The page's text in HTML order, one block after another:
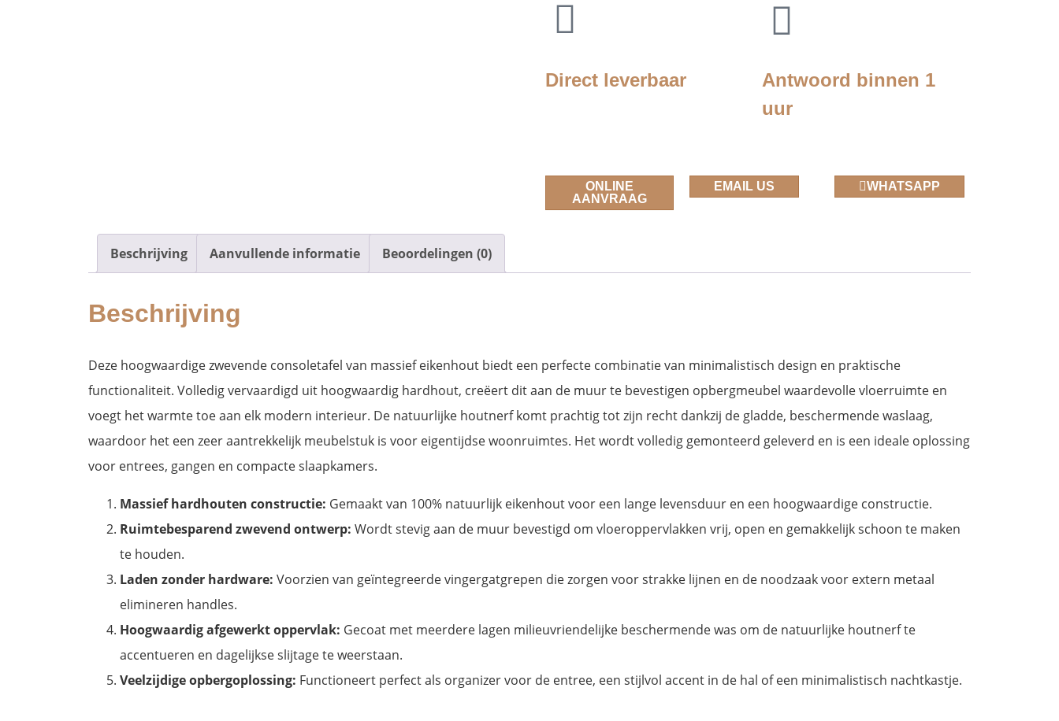
Direct leverbaar
Antwoord binnen 1
uur
ONLINE
AANVRAAG
EMAIL US WHATSAPP
Beschrijving Aanvullende informatie Beoordelingen (0)
Beschrijving
Deze hoogwaardige zwevende consoletafel van massief eikenhout biedt een perfecte combinatie van minimalistisch design en praktische
functionaliteit. Volledig vervaardigd uit hoogwaardig hardhout, creëert dit aan de muur te bevestigen opbergmeubel waardevolle vloerruimte en
voegt het warmte toe aan elk modern interieur. De natuurlijke houtnerf komt prachtig tot zijn recht dankzij de gladde, beschermende waslaag,
waardoor het een zeer aantrekkelijk meubelstuk is voor eigentijdse woonruimtes. Het wordt volledig gemonteerd geleverd en is een ideale oplossing
voor entrees, gangen en compacte slaapkamers.
Massief hardhouten constructie: Gemaakt van 100% natuurlijk eikenhout voor een lange levensduur en een hoogwaardige constructie.
Ruimtebesparend zwevend ontwerp: Wordt stevig aan de muur bevestigd om vloeroppervlakken vrij, open en gemakkelijk schoon te maken
te houden.
Laden zonder hardware: Voorzien van geïntegreerde vingergatgrepen die zorgen voor strakke lijnen en de noodzaak voor extern metaal
elimineren handles.
Hoogwaardig afgewerkt oppervlak: Gecoat met meerdere lagen milieuvriendelijke beschermende was om de natuurlijke houtnerf te
accentueren en dagelijkse slijtage te weerstaan.
Veelzijdige opbergoplossing: Functioneert perfect als organizer voor de entree, een stijlvol accent in de hal of een minimalistisch nachtkastje.